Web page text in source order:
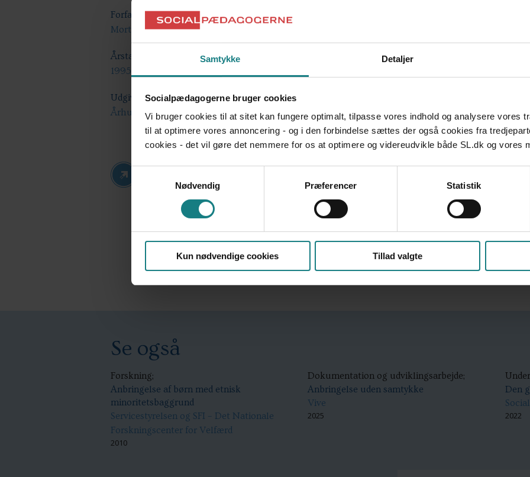
Samtykke Detaljer
Socialpædagogerne bruger cookies
Vi bruger cookies til at sitet kan fungere optimalt, tilpasse vores indhold og analysere vores
til at optimere vores annoncering - og i den forbindelse sættes der også cookies fra
cookies - det vil gøre det nemmere for os at optimere og videreudvikle både SL.dk og vores
Nødvendig
Præferencer Statistik
Kun nødvendige cookies Tillad valgte
Interkulturel pædagogik i arbejdet
En beskrivelse af det socialpædagogiske
flygtningebørn.
Konklusion
denne gruppe børn og unge har behov for at
dansk hverdagsliv, og at børnene er meget
dansk kultur og danske værdinormer.
Samtidig er det vigtigt, at det pædagogiske
børnene både individuelt og som gruppe, er
Forfatter
Morten Sø
Årstal
1995
Udgiver
Århus Amt, Børne- og ungeområdet
Se også
Forskning;
Anbringelse af børn med etnisk
minoritetsbaggrund
Servicestyrelsen og SFI – Det Nationale
Forskningscenter for Velfærd
2010
Dokumentation og udviklingsarbejde;
Anbringelse uden samtykke
Vive
2025
Den
2022